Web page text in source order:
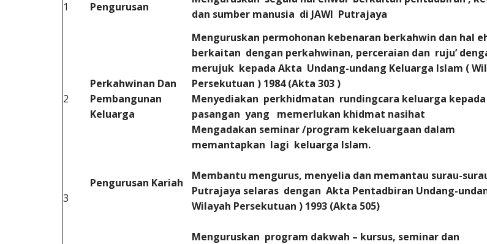
1
Pengurusan
dan sumber manusia di JAWI Putrajaya
2
Perkahwinan Dan
Pembangunan
Keluarga
Menguruskan permohonan kebenaran berkahwin dan hal
berkaitan dengan perkahwinan, perceraian dan ruju’
merujuk kepada Akta Undang-undang Keluarga Islam (
Persekutuan ) 1984 (Akta 303 )
Menyediakan perkhidmatan rundingcara keluarga kepada
pasangan yang memerlukan khidmat nasihat
Mengadakan seminar /program kekeluargaan dalam
memantapkan lagi keluarga Islam.
3
Pengurusan Kariah
Membantu mengurus, menyelia dan memantau surau-
Putrajaya selaras dengan Akta Pentadbiran Undang-
Wilayah Persekutuan ) 1993 (Akta 505)
Menguruskan program dakwah – kursus, seminar dan